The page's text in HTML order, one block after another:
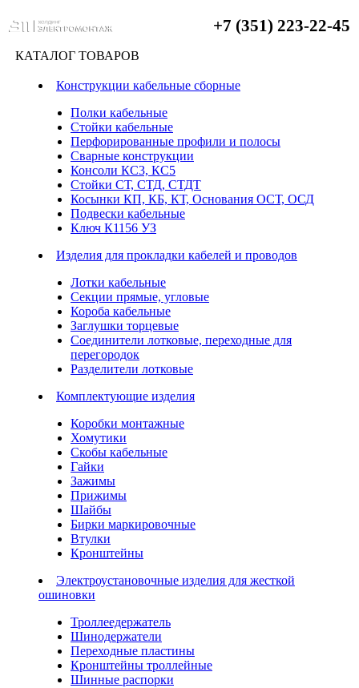
+7 (351) 223-22-45
КАТАЛОГ ТОВАРОВ
Конструкции кабельные сборные
Полки кабельные
Стойки кабельные
Перфорированные профили и полосы
Сварные конструкции
Консоли КС3, КС5
Стойки СТ, СТД, СТДТ
Косынки КП, КБ, КТ, Основания ОСТ, ОСД
Подвески кабельные
Ключ К1156 УЗ
Изделия для прокладки кабелей и проводов
Лотки кабельные
Секции прямые, угловые
Короба кабельные
Заглушки торцевые
Соединители лотковые, переходные для
перегородок
Разделители лотковые
Комплектующие изделия
Коробки монтажные
Хомутики
Скобы кабельные
Гайки
Зажимы
Прижимы
Шайбы
Бирки маркировочные
Втулки
Кронштейны
Электроустановочные изделия для жесткой
ошиновки
Троллеедержатель
Шинодержатели
Переходные пластины
Кронштейны троллейные
Шинные распорки